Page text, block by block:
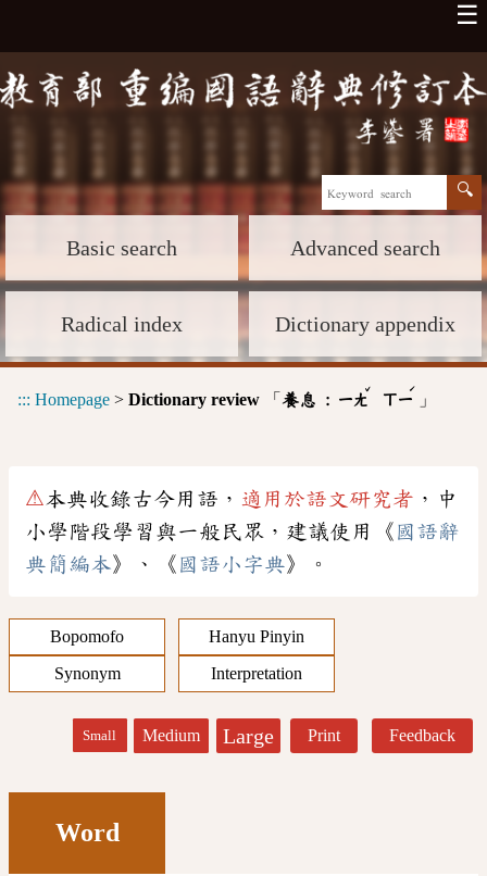
☰
Basic search Advanced search
Radical index Dictionary appendix
::: Homepage > Dictionary review 「 養息 : ㄧㄤ
ˇ
ㄒㄧ
ˊ
」
⚠本典收錄古今用語， 適用於語文研究者 ，中
小學階段學習與一般民眾，建議使用《 國語辭
典簡編本》、《 國語小字典》。
Bopomofo
Hanyu Pinyin
Synonym
Interpretation
Small Medium Large Print Feedback
Word